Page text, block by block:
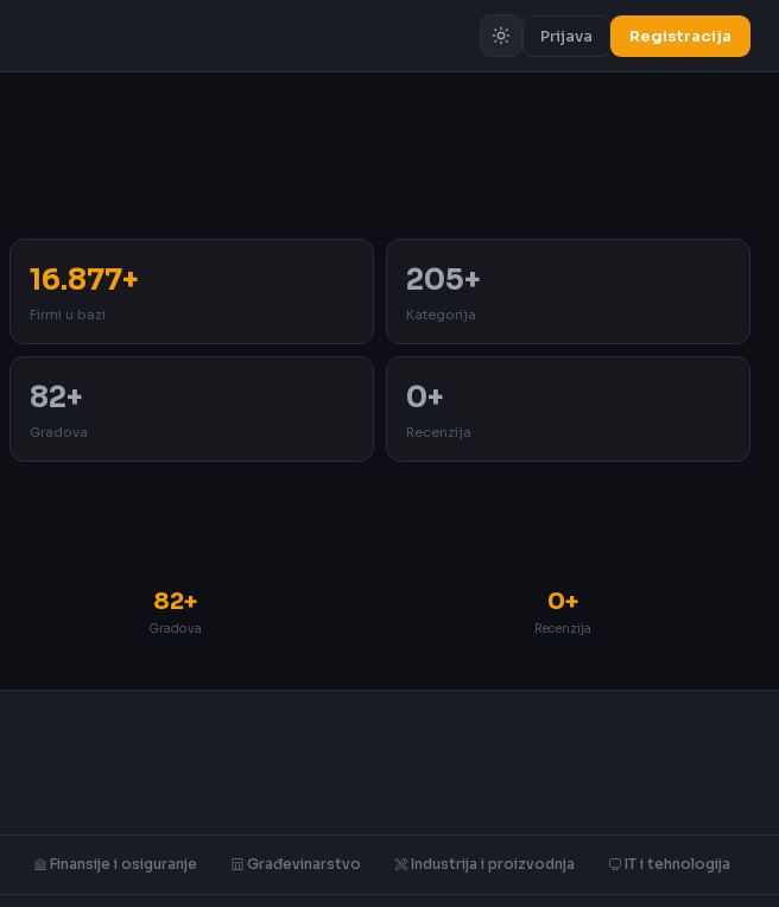
Prijava Registracija
16.877+
Firmi u bazi
205+
Kategorija
82+
Gradova
0+
Recenzija
82+
Gradova
0+
Recenzija
Finansije i osiguranje Građevinarstvo Industrija i proizvodnja IT i tehnologija